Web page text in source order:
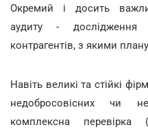
Окремий і досить
аудиту - дослідження
контрагентів, з якими
Навіть великі та стійкі
недобросовісних чи
комплексна перевірка (